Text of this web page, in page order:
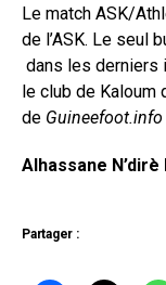
Le match ASK/
de l’ASK. Le seul
dans les derniers
le club de Kaloum
de Guineefoot.info
Alhassane N’dirè
Partager :